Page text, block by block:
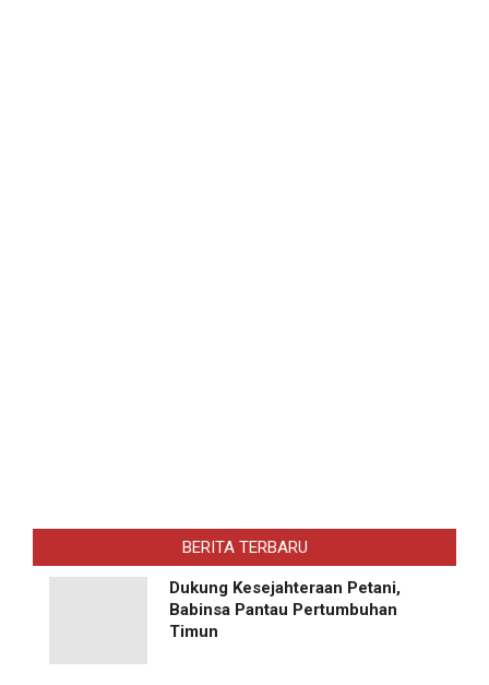
BERITA TERBARU
Dukung Kesejahteraan Petani,
Babinsa Pantau Pertumbuhan
Timun